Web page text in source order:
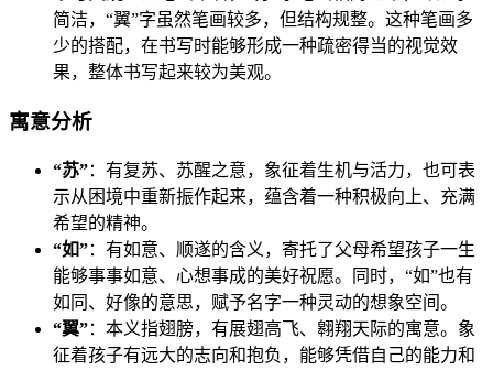
简洁，“翼”字虽然笔画较多，但结构规整。这种笔画多
少的搭配，在书写时能够形成一种疏密得当的视觉效
果，整体书写起来较为美观。
寓意分析
“苏”：有复苏、苏醒之意，象征着生机与活力，也可表
示从困境中重新振作起来，蕴含着一种积极向上、充满
希望的精神。
“如”：有如意、顺遂的含义，寄托了父母希望孩子一生
能够事事如意、心想事成的美好祝愿。同时，“如”也有
如同、好像的意思，赋予名字一种灵动的想象空间。
“翼”：本义指翅膀，有展翅高飞、翱翔天际的寓意。象
征着孩子有远大的志向和抱负，能够凭借自己的能力和